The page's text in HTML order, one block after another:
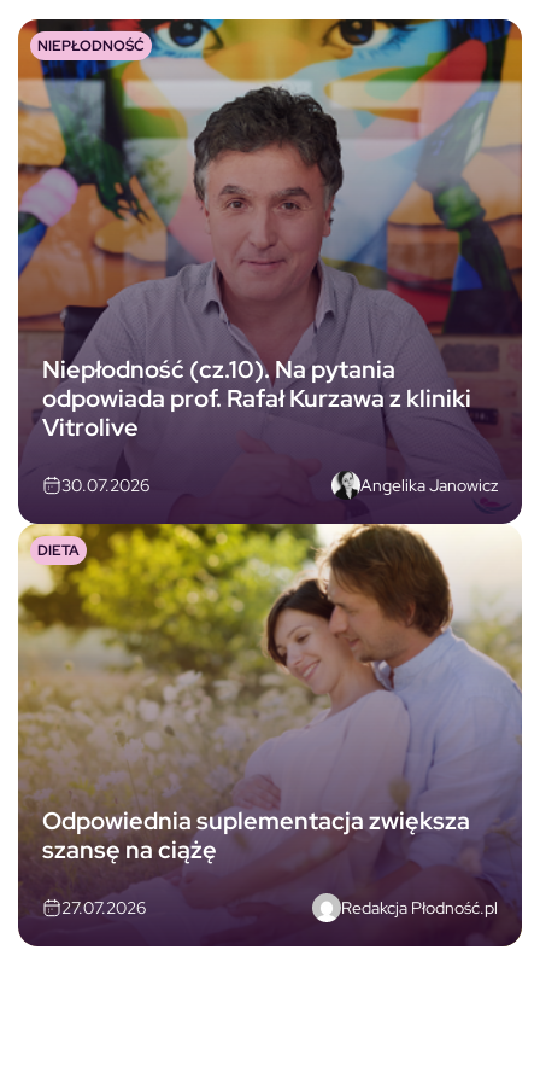
Niepłodność (cz.10). Na pytania
odpowiada prof. Rafał Kurzawa z kliniki
Vitrolive
30.07.2026 Angelika Janowicz
NIEPŁODNOŚĆ
Odpowiednia suplementacja zwiększa
szansę na ciążę
27.07.2026 Redakcja Płodność.pl
DIETA